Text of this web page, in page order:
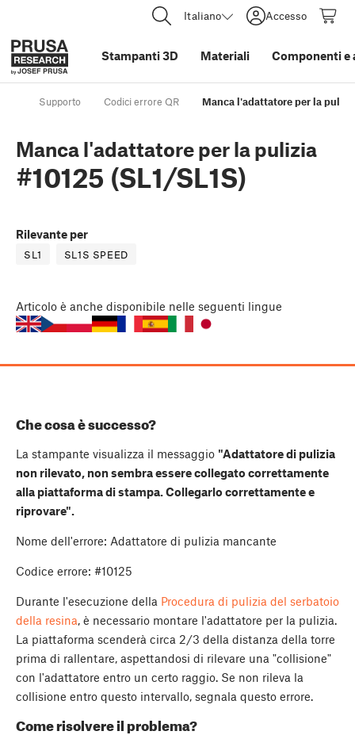
Italiano Accesso
Stampanti 3D Materiali Componenti e
Supporto Codici errore QR Manca l'adattatore per la pulizia
Manca l'adattatore per la pulizia
#10125 (SL1/SL1S)
Rilevante per
SL1 SL1S SPEED
Articolo è anche disponibile nelle seguenti lingue
Che cosa è successo?
La stampante visualizza il messaggio "Adattatore di pulizia
non rilevato, non sembra essere collegato correttamente
alla piattaforma di stampa. Collegarlo correttamente e
riprovare".
Nome dell'errore: Adattatore di pulizia mancante
Codice errore: #10125
Durante l'esecuzione della Procedura di pulizia del serbatoio
della resina, è necessario montare l'adattatore per la pulizia.
La piattaforma scenderà circa 2/3 della distanza della torre
prima di rallentare, aspettandosi di rilevare una "collisione"
con l'adattatore entro un certo raggio. Se non rileva la
collisione entro questo intervallo, segnala questo errore.
Come risolvere il problema?